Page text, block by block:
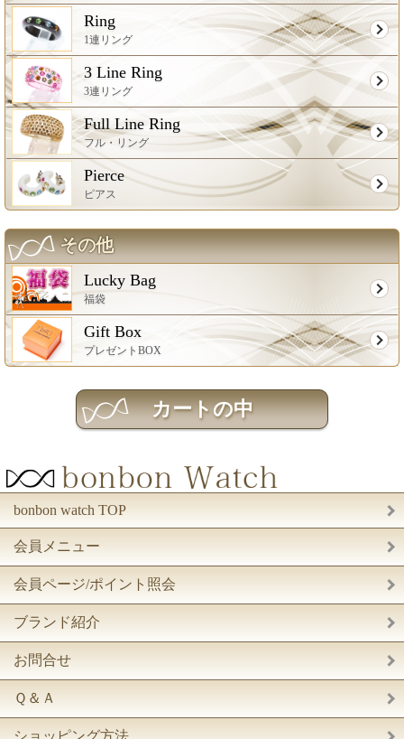
Ring
1連リング
3 Line Ring
3連リング
Full Line Ring
フル・リング
Pierce
ピアス
その他
Lucky Bag
福袋
Gift Box
プレゼントBOX
bonbon watch TOP
会員メニュー
会員ページ/ポイント照会
ブランド紹介
お問合せ
Ｑ＆Ａ